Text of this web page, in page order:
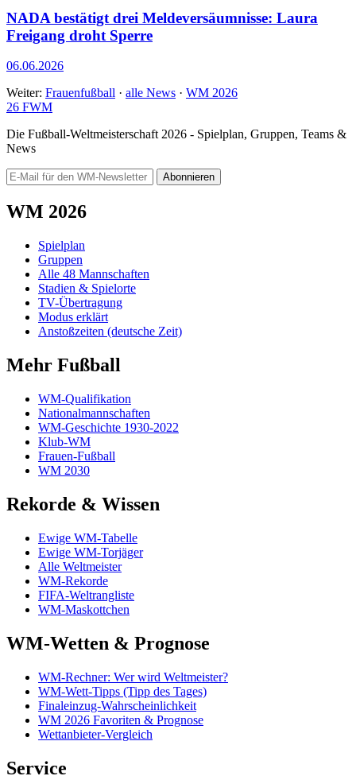
NADA bestätigt drei Meldeversäumnisse: Laura
Freigang droht Sperre
06.06.2026
Weiter: Frauenfußball · alle News · WM 2026
26 FWM
Die Fußball-Weltmeisterschaft 2026 - Spielplan, Gruppen, Teams &
News
Abonnieren
WM 2026
Spielplan
Gruppen
Alle 48 Mannschaften
Stadien & Spielorte
TV-Übertragung
Modus erklärt
Anstoßzeiten (deutsche Zeit)
Mehr Fußball
WM-Qualifikation
Nationalmannschaften
WM-Geschichte 1930-2022
Klub-WM
Frauen-Fußball
WM 2030
Rekorde & Wissen
Ewige WM-Tabelle
Ewige WM-Torjäger
Alle Weltmeister
WM-Rekorde
FIFA-Weltrangliste
WM-Maskottchen
WM-Wetten & Prognose
WM-Rechner: Wer wird Weltmeister?
WM-Wett-Tipps (Tipp des Tages)
Finaleinzug-Wahrscheinlichkeit
WM 2026 Favoriten & Prognose
Wettanbieter-Vergleich
Service